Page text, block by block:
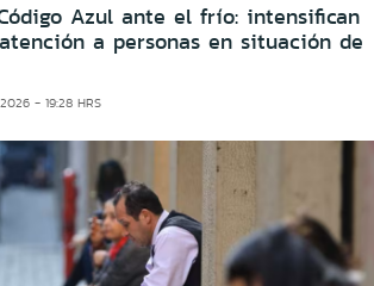
Azul ante el frío: intensifican
a personas en situación de
- 19:28 HRS